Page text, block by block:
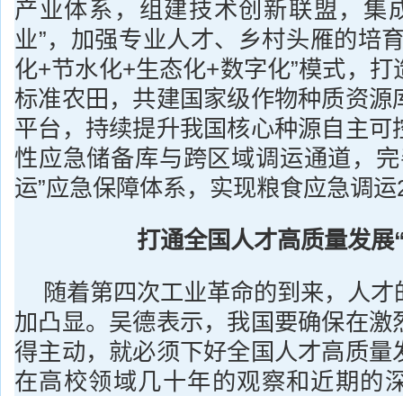
产业体系，组建技术创新联盟，集
业”，加强专业人才、乡村头雁的培
化+节水化+生态化+数字化”模式，
标准农田，共建国家级作物种质资源
平台，持续提升我国核心种源自主可
性应急储备库与跨区域调运通道，
运”应急保障体系，实现粮食应急调
打通全国人才高质量发展
随着第四次工业革命的到来，人
加凸显。吴德表示，我国要确保在激
得主动，就必须下好全国人才高质量
在高校领域几十年的观察和近期的